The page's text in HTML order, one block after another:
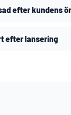
efter kundens
efter lansering